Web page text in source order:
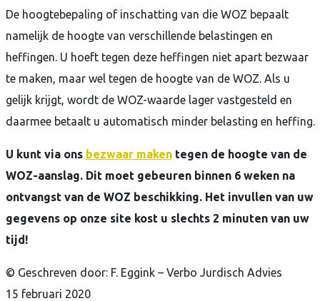
De hoogtebepaling of inschatting van die WOZ bepaalt
namelijk de hoogte van verschillende belastingen en
heffingen. U hoeft tegen deze heffingen niet apart bezwaar
te maken, maar wel tegen de hoogte van de WOZ. Als u
gelijk krijgt, wordt de WOZ-waarde lager vastgesteld en
daarmee betaalt u automatisch minder belasting en heffing.
U kunt via ons bezwaar makentegen de hoogte van de
WOZ-aanslag. Dit moet gebeuren binnen 6 weken na
ontvangst van de WOZ beschikking. Het invullen van uw
gegevens op onze site kost u slechts 2 minuten van uw
tijd!
© Geschreven door: F. Eggink – Verbo Jurdisch Advies
15 februari 2020